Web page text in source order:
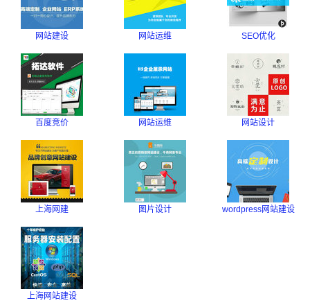
网站建设 网站运维 SEO优化
百度竞价 网站运维 网站设计
上海网建 图片设计 wordpress网站建设
上海网站建设